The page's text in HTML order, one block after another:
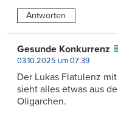
Antworten
Gesunde Konkurrenz
03.10.2025 um 07:39
Der Lukas Flatulenz
sieht alles etwas aus
Oligarchen.